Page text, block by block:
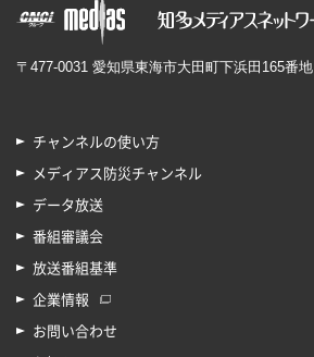
〒477-0031 愛知県東海市大田町下浜田165番地
チャンネルの使い方
メディアス防災チャンネル
データ放送
番組審議会
放送番組基準
企業情報
お問い合わせ